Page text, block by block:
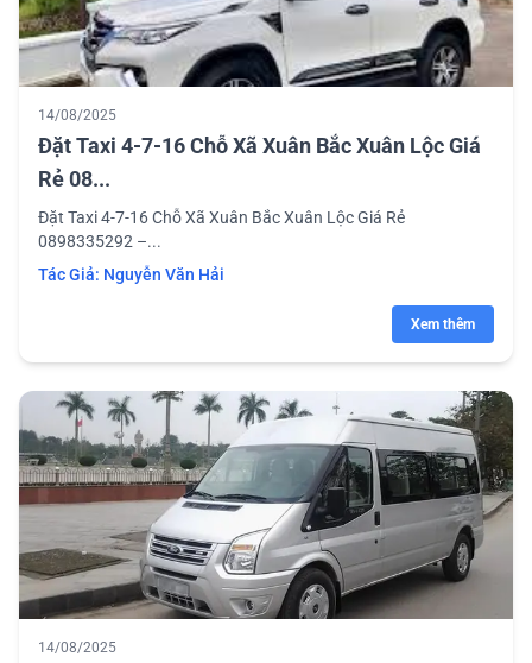
14/08/2025
Đặt Taxi 4-7-16 Chỗ Xã Xuân Bắc Xuân Lộc Giá
Rẻ 08...
Đặt Taxi 4-7-16 Chỗ Xã Xuân Bắc Xuân Lộc Giá Rẻ
0898335292 –...
Tác Giả: Nguyễn Văn Hải
Xem thêm
14/08/2025